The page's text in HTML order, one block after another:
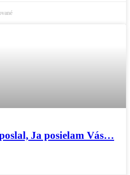
Ja posielam Vás…